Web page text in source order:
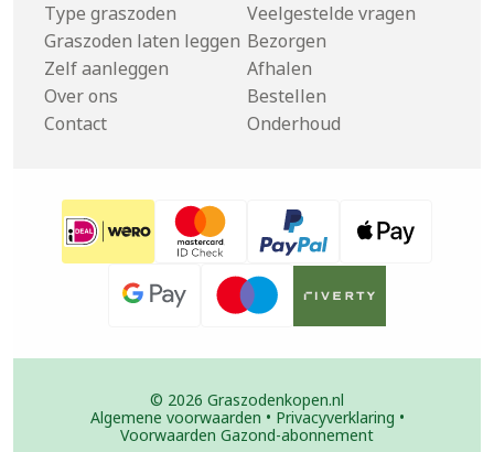
Type graszoden
Graszoden laten leggen
Zelf aanleggen
Over ons
Contact
Veelgestelde vragen
Bezorgen
Afhalen
Bestellen
Onderhoud
© 2026 Graszodenkopen.nl
Algemene voorwaarden • Privacyverklaring •
Voorwaarden Gazond-abonnement